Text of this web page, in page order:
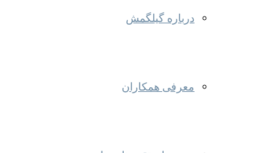
درباره گیلگمش
معرفی همکاران